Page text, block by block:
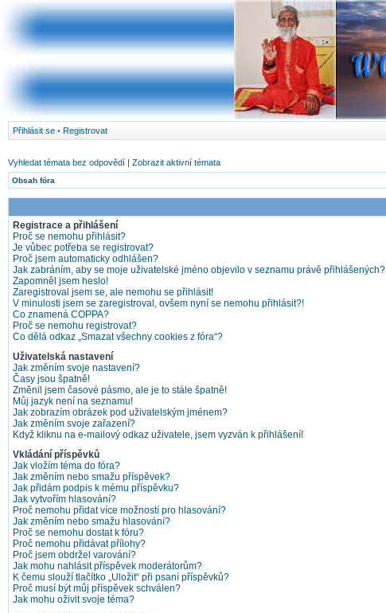
Přihlásit se • Registrovat
Vyhledat témata bez odpovědí | Zobrazit aktivní témata
Obsah fóra
Registrace a přihlášení
Proč se nemohu přihlásit?
Je vůbec potřeba se registrovat?
Proč jsem automaticky odhlášen?
Jak zabráním, aby se moje uživatelské jméno objevilo v seznamu právě přihlášených?
Zapomněl jsem heslo!
Zaregistroval jsem se, ale nemohu se přihlásit!
V minulosti jsem se zaregistroval, ovšem nyní se nemohu přihlásit?!
Co znamená COPPA?
Proč se nemohu registrovat?
Co dělá odkaz „Smazat všechny cookies z fóra“?
Uživatelská nastavení
Jak změním svoje nastavení?
Časy jsou špatně!
Změnil jsem časové pásmo, ale je to stále špatně!
Můj jazyk není na seznamu!
Jak zobrazím obrázek pod uživatelským jménem?
Jak změním svoje zařazení?
Když kliknu na e-mailový odkaz uživatele, jsem vyzván k přihlášení!
Vkládání příspěvků
Jak vložím téma do fóra?
Jak změním nebo smažu příspěvek?
Jak přidám podpis k mému příspěvku?
Jak vytvořím hlasování?
Proč nemohu přidat více možností pro hlasování?
Jak změním nebo smažu hlasování?
Proč se nemohu dostat k fóru?
Proč nemohu přidávat přílohy?
Proč jsem obdržel varování?
Jak mohu nahlásit příspěvek moderátorům?
K čemu slouží tlačítko „Uložit“ při psaní příspěvků?
Proč musí být můj příspěvek schválen?
Jak mohu oživit svoje téma?